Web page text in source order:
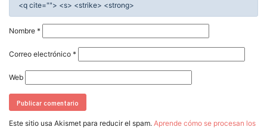
<q cite=""> <s> <strike> <strong>
Nombre *
Correo electrónico *
Web
Este sitio usa Akismet para reducir el spam. Aprende cómo se procesan los